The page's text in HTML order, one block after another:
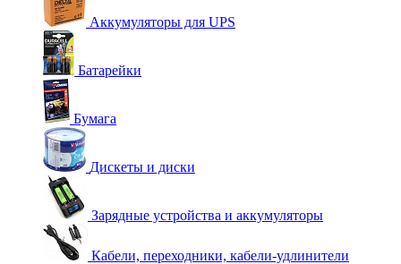
Аккумуляторы для UPS
Батарейки
Бумага
Дискеты и диски
Зарядные устройства и аккумуляторы
Кабели, переходники, кабели-удлинители